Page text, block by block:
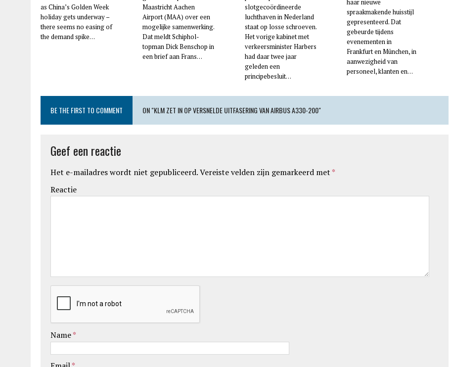
as China’s Golden Week
holiday gets underway –
there seems no easing of
the demand spike…
Maastricht Aachen
Airport (MAA) over een
mogelijke samenwerking.
Dat meldt Schiphol-
topman Dick Benschop in
een brief aan Frans…
slotgecoördineerde
luchthaven in Nederland
staat op losse schroeven.
Het vorige kabinet met
verkeersminister Harbers
had daar twee jaar
geleden een
principebesluit…
haar nieuwe
spraakmakende huisstijl
gepresenteerd. Dat
gebeurde tijdens
evenementen in
Frankfurt en München, in
aanwezigheid van
personeel, klanten en…
BE THE FIRST TO COMMENT ON "KLM ZET IN OP VERSNELDE UITFASERING VAN AIRBUS A330-200"
Geef een reactie
Het e-mailadres wordt niet gepubliceerd.Vereiste velden zijn gemarkeerd met *
Reactie
Name*